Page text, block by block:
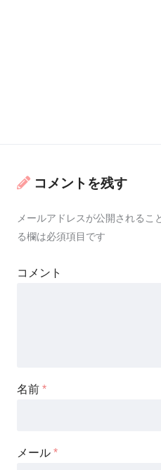
コメントを残す
メールアドレスが公開されるこ
る欄は必須項目です
コメント
名前 *
メール *